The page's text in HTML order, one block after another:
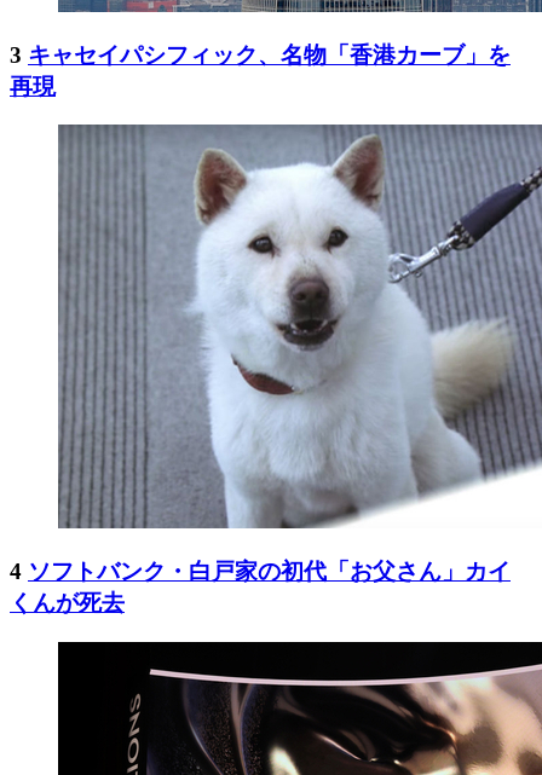
3 キャセイパシフィック、名物「香港カーブ」を
再現
4 ソフトバンク・白戸家の初代「お父さん」カイ
くんが死去